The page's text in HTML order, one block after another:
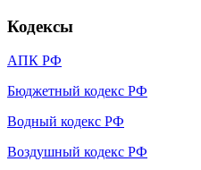
Кодексы
АПК РФ
Бюджетный кодекс РФ
Водный кодекс РФ
Воздушный кодекс РФ